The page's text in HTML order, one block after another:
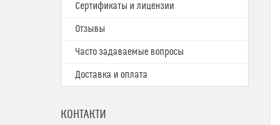
Сертификаты и лицензии
Отзывы
Часто задаваемые вопросы
Доставка и оплата
КОНТАКТИ